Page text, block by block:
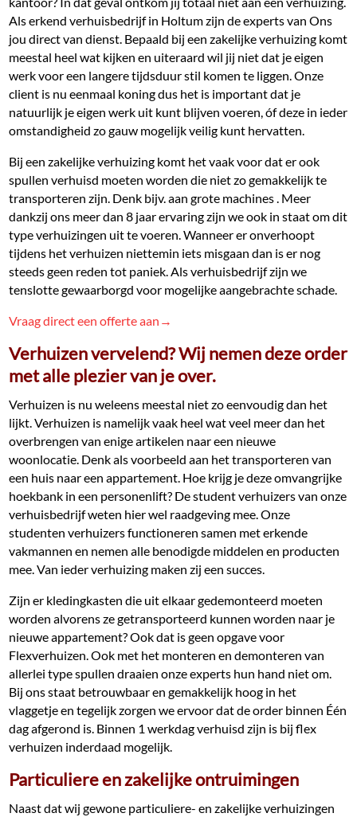
Als erkend verhuisbedrijf in Holtum zijn de experts van Ons
jou direct van dienst. Bepaald bij een zakelijke verhuizing komt
meestal heel wat kijken en uiteraard wil jij niet dat je eigen
werk voor een langere tijdsduur stil komen te liggen. Onze
client is nu eenmaal koning dus het is important dat je
natuurlijk je eigen werk uit kunt blijven voeren, óf deze in ieder
omstandigheid zo gauw mogelijk veilig kunt hervatten.
Bij een zakelijke verhuizing komt het vaak voor dat er ook
spullen verhuisd moeten worden die niet zo gemakkelijk te
transporteren zijn. Denk bijv. aan grote machines . Meer
dankzij ons meer dan 8 jaar ervaring zijn we ook in staat om dit
type verhuizingen uit te voeren. Wanneer er onverhoopt
tijdens het verhuizen niettemin iets misgaan dan is er nog
steeds geen reden tot paniek. Als verhuisbedrijf zijn we
tenslotte gewaarborgd voor mogelijke aangebrachte schade.
Vraag direct een offerte aan→
Verhuizen vervelend? Wij nemen deze order
met alle plezier van je over.
Verhuizen is nu weleens meestal niet zo eenvoudig dan het
lijkt. Verhuizen is namelijk vaak heel wat veel meer dan het
overbrengen van enige artikelen naar een nieuwe
woonlocatie. Denk als voorbeeld aan het transporteren van
een huis naar een appartement. Hoe krijg je deze omvangrijke
hoekbank in een personenlift? De student verhuizers van onze
verhuisbedrijf weten hier wel raadgeving mee. Onze
studenten verhuizers functioneren samen met erkende
vakmannen en nemen alle benodigde middelen en producten
mee. Van ieder verhuizing maken zij een succes.
Zijn er kledingkasten die uit elkaar gedemonteerd moeten
worden alvorens ze getransporteerd kunnen worden naar je
nieuwe appartement? Ook dat is geen opgave voor
Flexverhuizen. Ook met het monteren en demonteren van
allerlei type spullen draaien onze experts hun hand niet om.
Bij ons staat betrouwbaar en gemakkelijk hoog in het
vlaggetje en tegelijk zorgen we ervoor dat de order binnen Één
dag afgerond is. Binnen 1 werkdag verhuisd zijn is bij flex
verhuizen inderdaad mogelijk.
Particuliere en zakelijke ontruimingen
Naast dat wij gewone particuliere- en zakelijke verhuizingen